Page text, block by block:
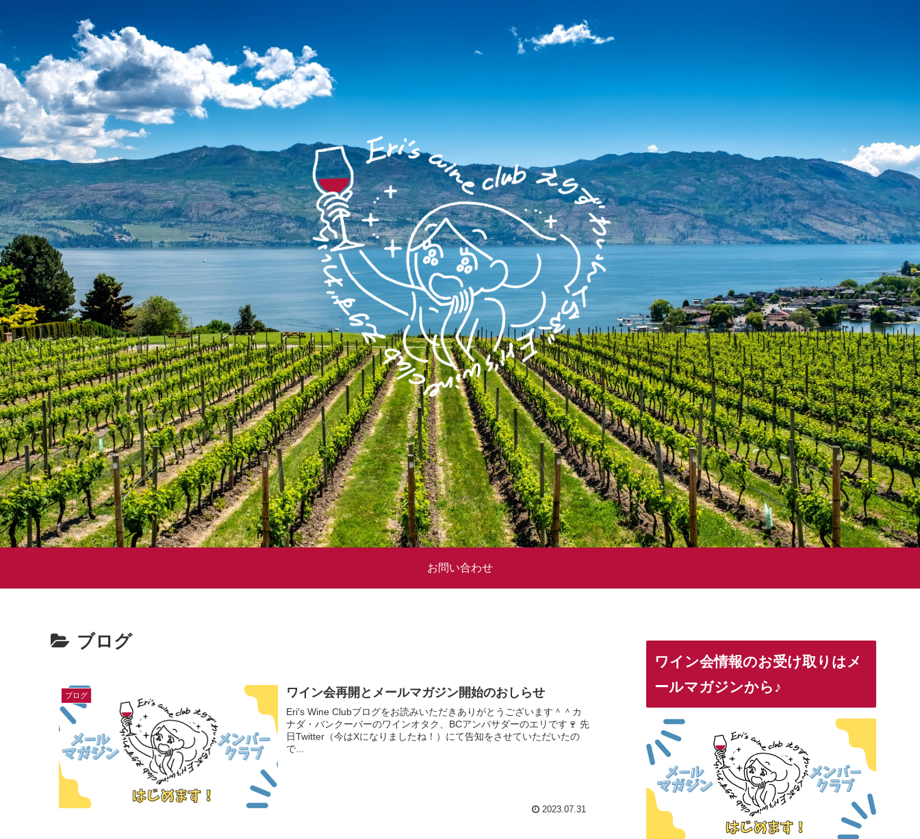
お問い合わせ
ブログ
ブログ ワイン会再開とメールマガジン開始のおしらせ
Eri's Wine Clubブログをお読みいただきありがとうございます＾＾カ
ナダ・バンクーバーのワインオタク、BCアンバサダーのエリです🍷 先
日Twitter（今はXになりましたね！）にて告知をさせていただいたの
で...
2023.07.31
ワイン会情報のお受け取りはメ
ールマガジンから♪